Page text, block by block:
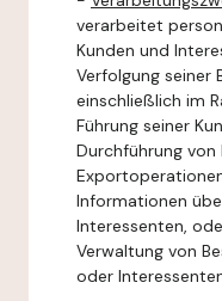
verarbeitet
Kunden und
Verfolgung seiner
einschließlich im
Führung seiner
Durchführung
Informationen
Interessenten,
Verwaltung von
oder